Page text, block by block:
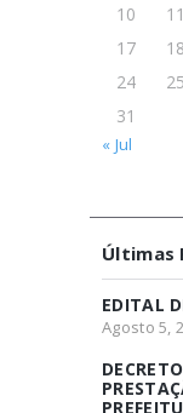
10
11
17
18
24
25
31
« Jul
Últimas
EDITAL
Agosto 5,